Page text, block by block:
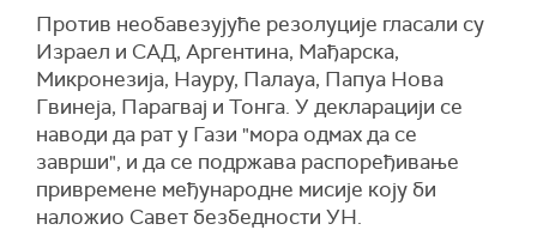
Против необавезујуће резолуције гласали су
Израел и САД, Аргентина, Мађарска,
Микронезија, Науру, Палауа, Папуа Нова
Гвинеја, Парагвај и Тонга. У декларацији се
наводи да рат у Гази "мора одмах да се
заврши", и да се подржава распоређивање
привремене међународне мисије коју би
наложио Савет безбедности УН.